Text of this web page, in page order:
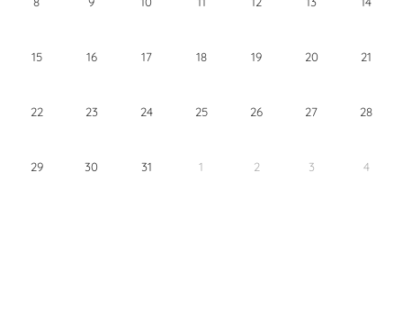
15 16 17 18 19 20 21
22 23 24 25 26 27 28
29 30 31 1 2 3 4